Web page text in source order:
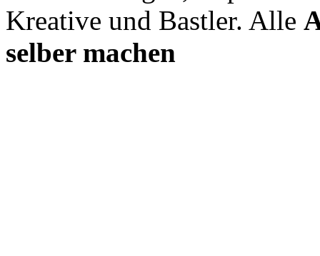
Kreative und Bastler. Alle
selber machen